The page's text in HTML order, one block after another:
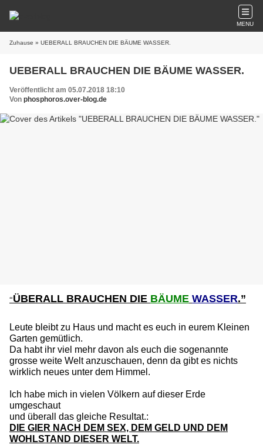
MENU
Zuhause » UEBERALL BRAUCHEN DIE BÄUME WASSER.
UEBERALL BRAUCHEN DIE BÄUME WASSER.
Veröffentlicht am 05.07.2018 18:10
Von phosphoros.over-blog.de
“ÜBERALL BRAUCHEN DIE BÄUME WASSER.”
Leute bleibt zu Haus und macht es euch in eurem Kleinen
Garten gemütlich.
Da habt ihr viel mehr davon als euch die sogenannte
grosse weite Welt anzuschauen, denn da gibt es nichts
wirklich neues unter dem Himmel.
Ich habe mich in vielen Völkern auf dieser Erde
umgeschaut
und überall das gleiche Resultat.:
DIE GIER NACH DEM SEX, DEM GELD UND DEM
WOHLSTAND DIESER WELT.